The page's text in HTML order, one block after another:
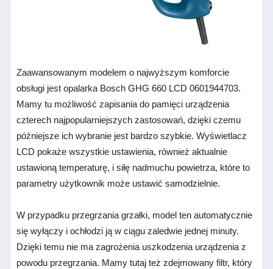
Zaawansowanym modelem o najwyższym komforcie
obsługi jest opalarka Bosch GHG 660 LCD 0601944703.
Mamy tu możliwość zapisania do pamięci urządzenia
czterech najpopularniejszych zastosowań, dzięki czemu
późniejsze ich wybranie jest bardzo szybkie. Wyświetlacz
LCD pokaże wszystkie ustawienia, również aktualnie
ustawioną temperaturę, i siłę nadmuchu powietrza, które to
parametry użytkownik może ustawić samodzielnie.
W przypadku przegrzania grzałki, model ten automatycznie
się wyłączy i ochłodzi ją w ciągu zaledwie jednej minuty.
Dzięki temu nie ma zagrożenia uszkodzenia urządzenia z
powodu przegrzania. Mamy tutaj też zdejmowany filtr, który